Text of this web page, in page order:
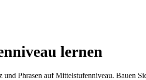
lernen
und Phrasen auf Mittelstufenniveau. Bauen